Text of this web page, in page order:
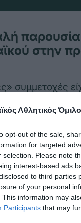
Αθλητικός
opt-out of the sale,
for targeted
selection. Please note
interest-based ads
to third parties
of your personal
This information may
Participants that may
παρουσία
στην
συμμετοχές
ο Οδυσσέας
ενώ ο Νίκος